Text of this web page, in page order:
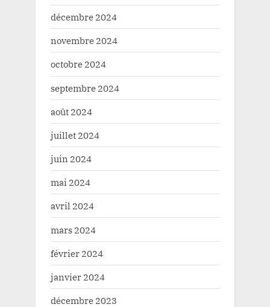
décembre 2024
novembre 2024
octobre 2024
septembre 2024
août 2024
juillet 2024
juin 2024
mai 2024
avril 2024
mars 2024
février 2024
janvier 2024
décembre 2023